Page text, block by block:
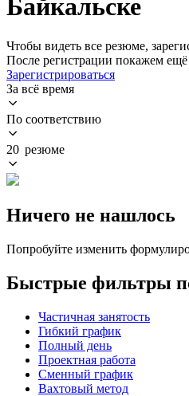
Байкальске
Чтобы видеть все резюме,
После регистрации покажем
Зарегистрироваться
За всё время
По соответствию
20 резюме
Ничего не нашлось
Попробуйте изменить
Быстрые фильтры
Частичная занятость
Гибкий график
Полный день
Проектная работа
Сменный график
Вахтовый метод